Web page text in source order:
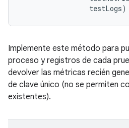
testLogs)
Implemente este método para
proceso y registros de cada
devolver las métricas recién
de clave único (no se permiten
existentes).